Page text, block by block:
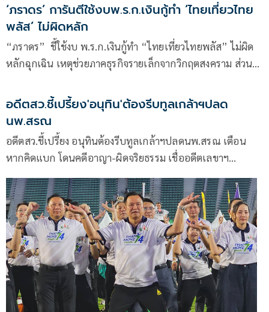
‘ภราดร’ การันตีใช้งบพ.ร.ก.เงินกู้ทำ ‘ไทยเที่ยวไทย
พลัส’ ไม่ผิดหลัก
“ภราดร” ชี้ใช้งบ พ.ร.ก.เงินกู้ทำ “ไทยเที่ยวไทยพลัส” ไม่ผิด
หลักฉุกเฉิน เหตุช่วยภาคธุรกิจรายเล็กจากวิกฤตสงคราม ส่วน
โครงการ
อดีตสว.ชี้เปรี้ยง'อนุทิน'ต้องรีบทูลเกล้าฯปลด
นพ.สรณ
อดีตสว.ชี้เปรี้ยง อนุทินต้องรีบทูลเกล้าฯปลดนพ.สรณ เตือน
หากคิดแบก โดนคดีอาญา-ผิดจริยธรรม เชื่ออดีตเลขาฯ